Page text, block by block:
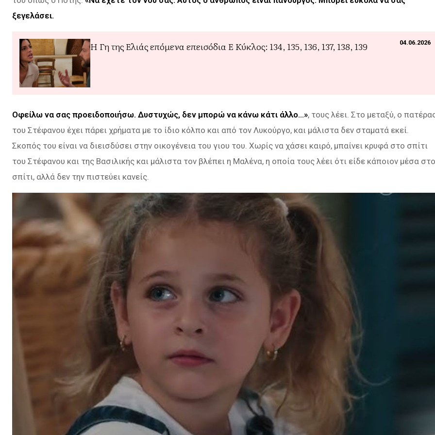
ξεγελάσει.
04.06.2026
Η Γη της Ελιάς επόμενα επεισόδια Ε Κύκλος: 134, 135, 136, 137, 138, 139
Οφείλω να σας προειδοποιήσω. Δυστυχώς, δεν μπορώ να κάνω κάτι άλλο…», τους λέει. Στο μεταξύ, ο
του Στέφανου έχει πάρει χρήματα με το ίδιο κόλπο και από τον Λυκούργο, και μάλιστα δεν σταματά εκεί.
Σκοπός του είναι να διεισδύσει στην οικογένεια του γιου του. Χωρίς να χάσει καιρό, μπαίνει κρυφά στο σπίτι
του Στέφανου και της Βασιλικής και μάλιστα τον βλέπει η Μαλένα, η οποία τους λέει ότι είδε κάποιον μέσα στο
σπίτι, αλλά δεν την πιστεύει κανείς.